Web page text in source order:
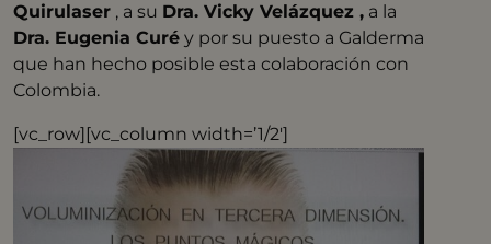
Quirulaser , a su Dra. Vicky Velázquez , a la
Dra. Eugenia Curé y por su puesto a Galderma
que han hecho posible esta colaboración con
Colombia.
[vc_row][vc_column width=’1/2′]